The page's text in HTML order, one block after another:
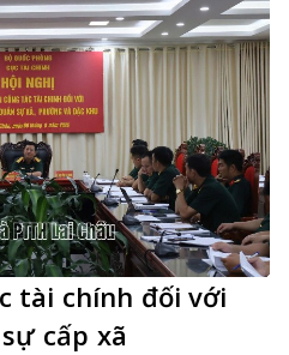
tài chính đối với
cấp xã